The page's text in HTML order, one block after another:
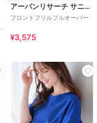
アーバンリサーチ サニーレーベル
フロントフリルプルオーバー
¥3,575